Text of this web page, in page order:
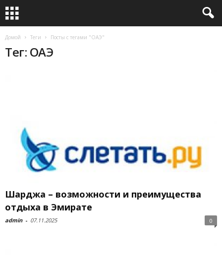
Домой Теги Посты с тегами "ОАЭ"
Тег: ОАЭ
Шарджа – возможности и преимущества
отдыха в Эмирате
admin - 07.11.2025 0